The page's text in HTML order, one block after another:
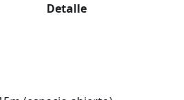
Detalle